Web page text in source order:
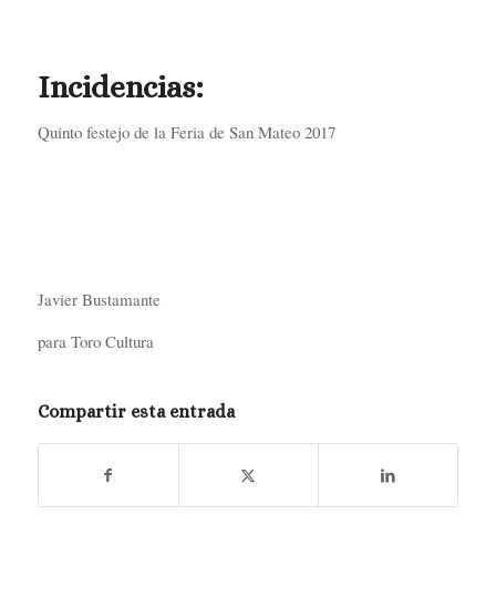
Incidencias:
Quinto festejo de la Feria de San Mateo 2017
Javier Bustamante
para Toro Cultura
Compartir esta entrada